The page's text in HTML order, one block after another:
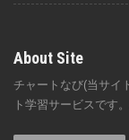
About Site
チャートなび(当サイ
ト学習サービスです